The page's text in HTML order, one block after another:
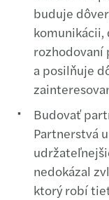
buduje
komunikácii,
rozhodovaní
a posilňuje
Budovať
Partnerstvá
nedokázal
ktorý robí